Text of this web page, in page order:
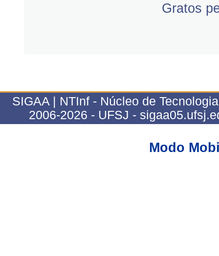
Gratos
SIGAA | NTInf - Núcleo de
2006-2026 - UFSJ -
Modo